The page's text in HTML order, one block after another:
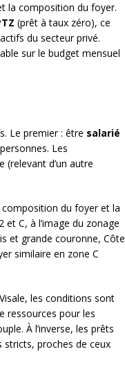
la composition du foyer.
(prêt à taux zéro), ce
du secteur privé.
sur le budget mensuel
Le premier : être salarié
Les
d’un autre
du foyer et la
C, à l’image du zonage
et grande couronne, Côte
similaire en zone C
les conditions sont
ressources pour les
À l’inverse, les prêts
stricts, proches de ceux